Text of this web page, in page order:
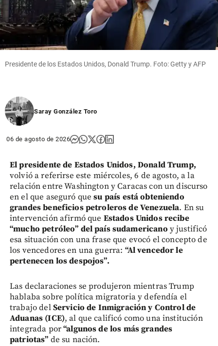
Presidente de los Estados Unidos, Donald Trump. Foto: Getty y AFP
Saray González Toro
06 de agosto de 2026
El presidente de Estados Unidos, Donald Trump,
volvió a referirse este miércoles, 6 de agosto, a la
relación entre Washington y Caracas con un discurso
en el que aseguró quesu país está obteniendo
grandes beneficios petroleros de Venezuela. En su
intervención afirmó que Estados Unidos recibe
“mucho petróleo” del país sudamericano y justificó
esa situación con una frase que evocó el concepto de
los vencedores en una guerra: “Al vencedor le
pertenecen los despojos”.
Las declaraciones se produjeron mientras Trump
hablaba sobre política migratoria y defendía el
trabajo delServicio de Inmigración y Control de
Aduanas (ICE), al que calificó como una institución
integrada por“algunos de los más grandes
patriotas” de su nación.